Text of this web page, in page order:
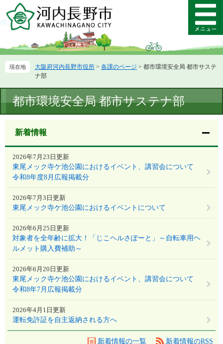
ー
先
ニ
を
て
メ
ニ
ー
大阪府河内長野市役所 > 各課のページ > 都市環境安全局 都市サステ
ナ部
文
都市環境安全局 都市サステナ部
新着情報
東尾メック寺ケ池公園におけるイベント、講習会について
令和8年度8月広報掲載分
2026年7月23日更新
東尾メック寺ケ池公園におけるイベントについて
2026年7月3日更新
対象者を全年齢に拡大！「じこヘルさぽーと」～自転車用ヘ
ルメット購入費補助～
2026年6月25日更新
東尾メック寺ケ池公園におけるイベント、講習会について
令和8年7月広報掲載分
2026年6月20日更新
運転免許証を自主返納される方へ
2026年4月1日更新
新着情報の一覧 新着情報のRSS